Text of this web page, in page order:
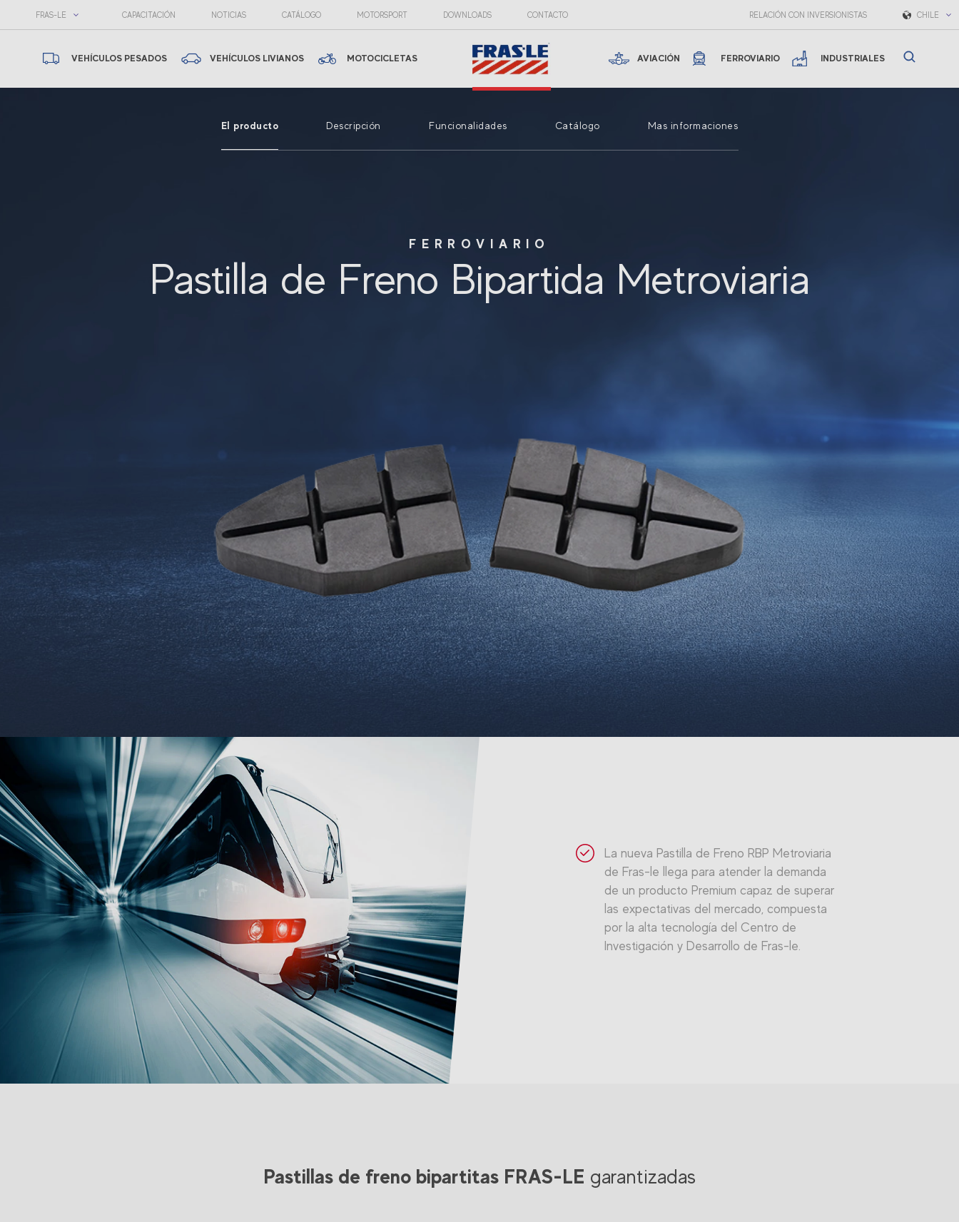
FRAS-LE CAPACITACIÓN NOTICIAS CATÁLOGO MOTORSPORT DOWNLOADS CONTACTO RELACIÓN CON INVERSIONISTAS CHILE
VEHÍCULOS PESADOS VEHÍCULOS LIVIANOS MOTOCICLETAS AVIACIÓN FERROVIARIO INDUSTRIALES
El producto Descripción Funcionalidades Catálogo Mas informaciones
FERROVIARIO
Pastilla de Freno Bipartida Metroviaria
La nueva Pastilla de Freno RBP Metroviaria
de Fras-le llega para atender la demanda
de un producto Premium capaz de superar
las expectativas del mercado, compuesta
por la alta tecnología del Centro de
Investigación y Desarrollo de Fras-le.
Pastillas de freno bipartitas FRAS-LE garantizadas